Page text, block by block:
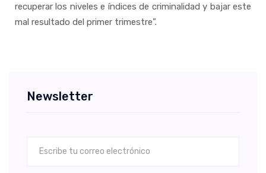
recuperar los niveles e índices de criminalidad y bajar este
mal resultado del primer trimestre”.
Newsletter